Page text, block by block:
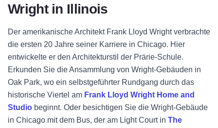
Wright in Illinois
Der amerikanische Architekt Frank Lloyd Wright verbrachte
die ersten 20 Jahre seiner Karriere in Chicago. Hier
entwickelte er den Architekturstil der Prärie-Schule.
Erkunden Sie die Ansammlung von Wright-Gebäuden in
Oak Park, wo ein selbstgeführter Rundgang durch das
historische Viertel am Frank Lloyd Wright Home and
Studio beginnt. Oder besichtigen Sie die Wright-Gebäude
in Chicago mit dem Bus, der am Light Court in The